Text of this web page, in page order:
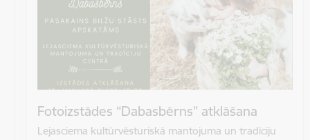
Fotoizstādes “Dabasbērns” atklāšana
Lejasciema kultūrvēsturiskā mantojuma un tradīciju